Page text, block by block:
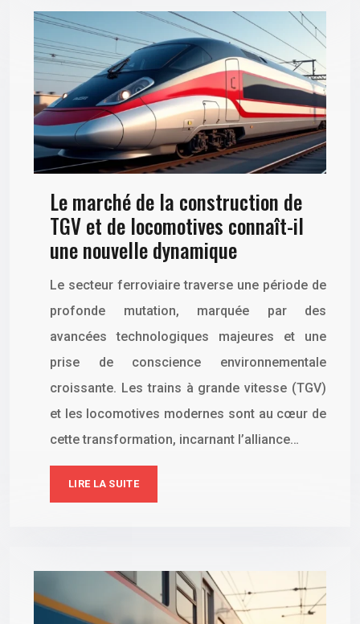
Le marché de la construction de
TGV et de locomotives connaît-il
une nouvelle dynamique
Le secteur ferroviaire traverse une période de
profonde mutation, marquée par des
avancées technologiques majeures et une
prise de conscience environnementale
croissante. Les trains à grande vitesse (TGV)
et les locomotives modernes sont au cœur de
cette transformation, incarnant l’alliance…
LIRE LA SUITE